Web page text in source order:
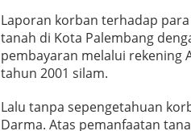
Laporan korban terhadap
tanah di Kota Palembang
pembayaran melalui rekening
tahun 2001 silam.
Lalu tanpa sepengetahuan
Darma. Atas pemanfaatan